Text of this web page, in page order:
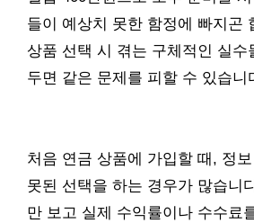
들이 예상치 못한 함정에 빠지곤
상품 선택 시 겪는 구체적인 실수
두면 같은 문제를 피할 수 있습니
처음 연금 상품에 가입할 때, 정
못된 선택을 하는 경우가 많습니
만 보고 실제 수익률이나 수수료